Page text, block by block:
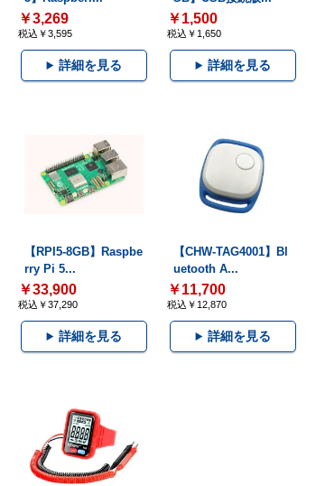
￥3,269
税込￥3,595
詳細を見る
￥1,500
税込￥1,650
詳細を見る
【RPI5-8GB】Raspbe
rry Pi 5...
￥33,900
税込￥37,290
詳細を見る
【CHW-TAG4001】Bl
uetooth A...
￥11,700
税込￥12,870
詳細を見る